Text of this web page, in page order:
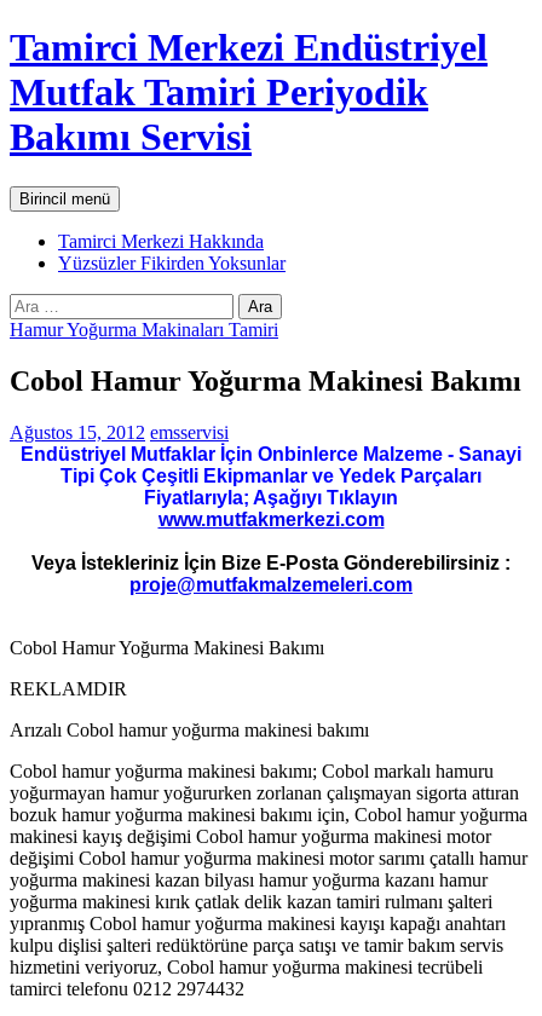
İçeriğe
atla
Tamirci Merkezi Endüstriyel
Mutfak Tamiri Periyodik
Bakımı Servisi
AraBirincil menü
Tamirci Merkezi Hakkında
Yüzsüzler Fikirden Yoksunlar
Arama:
Hamur Yoğurma Makinaları Tamiri
Cobol Hamur Yoğurma Makinesi Bakımı
Ağustos 15, 2012 emsservisi
Endüstriyel Mutfaklar İçin Onbinlerce Malzeme - Sanayi
Tipi Çok Çeşitli Ekipmanlar ve Yedek Parçaları
Fiyatlarıyla; Aşağıyı Tıklayın
www.mutfakmerkezi.com
Veya İstekleriniz İçin Bize E-Posta Gönderebilirsiniz :
proje@mutfakmalzemeleri.com
Cobol Hamur Yoğurma Makinesi Bakımı
REKLAMDIR
Arızalı Cobol hamur yoğurma makinesi bakımı
Cobol hamur yoğurma makinesi bakımı; Cobol markalı hamuru
yoğurmayan hamur yoğururken zorlanan çalışmayan sigorta attıran
bozuk hamur yoğurma makinesi bakımı için, Cobol hamur yoğurma
makinesi kayış değişimi Cobol hamur yoğurma makinesi motor
değişimi Cobol hamur yoğurma makinesi motor sarımı çatallı hamur
yoğurma makinesi kazan bilyası hamur yoğurma kazanı hamur
yoğurma makinesi kırık çatlak delik kazan tamiri rulmanı şalteri
yıpranmış Cobol hamur yoğurma makinesi kayışı kapağı anahtarı
kulpu dişlisi şalteri redüktörüne parça satışı ve tamir bakım servis
hizmetini veriyoruz, Cobol hamur yoğurma makinesi tecrübeli
tamirci telefonu 0212 2974432